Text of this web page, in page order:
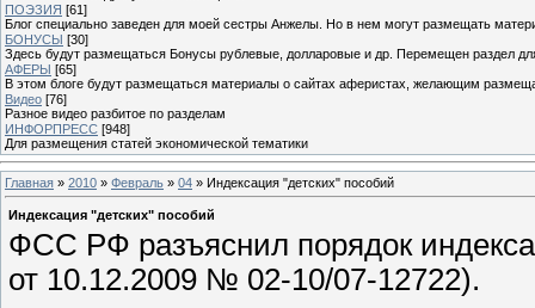
ПОЭЗИЯ [61]
Блог специально заведен для моей сестры Анжелы. Но в нем могут размещать
БОНУСЫ [30]
Здесь будут размещаться Бонусы рублевые, долларовые и др. Перемещен раздел
АФЕРЫ [65]
В этом блоге будут размещаться материалы о сайтах аферистах, желающим
Видео [76]
Разное видео разбитое по разделам
ИНФОРПРЕСС [948]
Для размещения статей экономической тематики
Главная » 2010 » Февраль » 04 » Индексация "детских" пособий
Индексация "детских" пособий
ФСС РФ разъяснил порядок
от 10.12.2009 № 02-10/07-12722).